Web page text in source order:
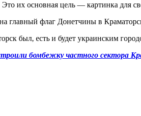
их основная цель — картинка для
на главный флаг Донетчины в
был, есть и будет украинским
бомбежку частного сектора